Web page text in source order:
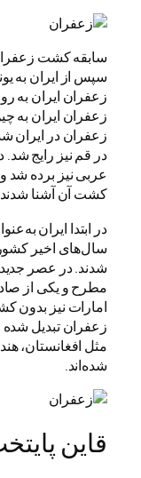
سابقه کشت
سپس از ایران به
زعفران ایران به
زعفران ایران به
زعفران در ایران
در قم نیز رایج
عربی نیز برده شد
کشت آن آشنا
در ابتدا ایران
سال‌های اخیر
شدند. در عصر جدید
مطرح و یکی از
امارات نیز بدون
زعفران تبدیل
مثل افغانستان،
شده‌اند.
قاین